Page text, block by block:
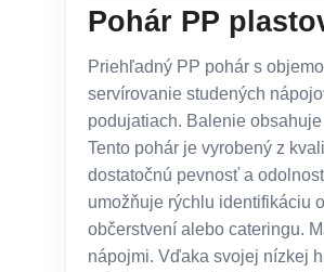
Pohár PP
Priehľadný PP pohár s
servírovanie studených
podujatiach. Balenie
Tento pohár je vyrobený z
dostatočnú pevnosť a
umožňuje rýchlu identifikáciu
občerstvení alebo cateringu.
nápojmi. Vďaka svojej nízkej